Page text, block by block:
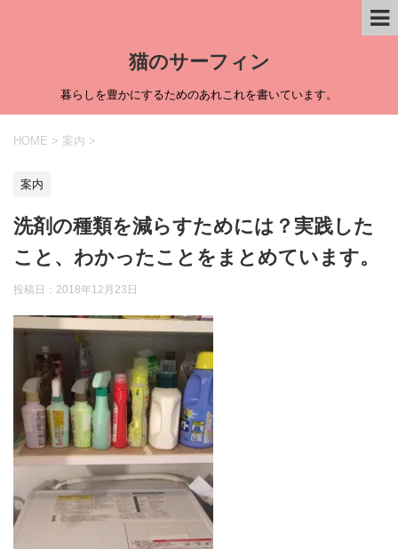
猫のサーフィン
暮らしを豊かにするためのあれこれを書いています。
HOME > 案内 >
案内
洗剤の種類を減らすためには？実践した
こと、わかったことをまとめています。
投稿日： 2018年12月23日